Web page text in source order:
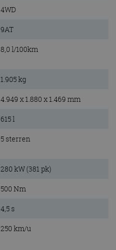
4WD
9AT
8,0 l/100km
1.905 kg
4.949 x 1.880 x 1.469 mm
615 l
5 sterren
280 kW (381 pk)
500 Nm
4,5 s
250 km/u